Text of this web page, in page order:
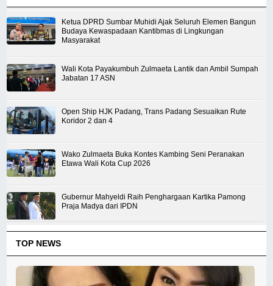
Ketua DPRD Sumbar Muhidi Ajak Seluruh Elemen Bangun
Budaya Kewaspadaan Kantibmas di Lingkungan
Masyarakat
Wali Kota Payakumbuh Zulmaeta Lantik dan Ambil Sumpah
Jabatan 17 ASN
Open Ship HJK Padang, Trans Padang Sesuaikan Rute
Koridor 2 dan 4
Wako Zulmaeta Buka Kontes Kambing Seni Peranakan
Etawa Wali Kota Cup 2026
Gubernur Mahyeldi Raih Penghargaan Kartika Pamong
Praja Madya dari IPDN
TOP NEWS